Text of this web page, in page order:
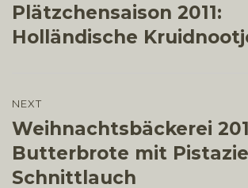
post:
Plätzchensaison 2011:
Holländische
NEXT
Next
post:
Weihnachtsbäckerei
Butterbrote mit
Schnittlauch